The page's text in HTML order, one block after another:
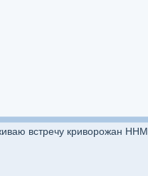
встречу криворожан ННМ.